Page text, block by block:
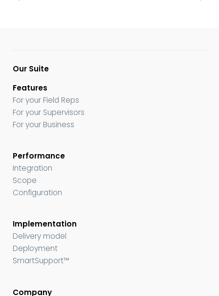
Our Suite
Features
For your Field Reps
For your Supervisors
For your Business
Performance
Integration
Scope
Configuration
Implementation
Delivery model
Deployment
SmartSupport™
Company